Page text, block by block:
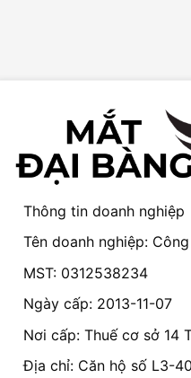
Thông tin doanh nghiệp
Tên doanh nghiệp:
MST: 0312538234
Ngày cấp: 2013-11-07
Nơi cấp: Thuế cơ sở 14
Địa chỉ: Căn hộ số L3-